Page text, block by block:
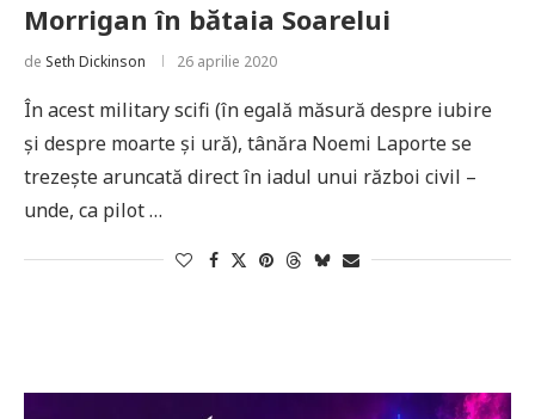
Morrigan în bătaia Soarelui
de Seth Dickinson 26 aprilie 2020
În acest military scifi (în egală măsură despre iubire
și despre moarte și ură), tânăra Noemi Laporte se
trezește aruncată direct în iadul unui război civil –
unde, ca pilot …